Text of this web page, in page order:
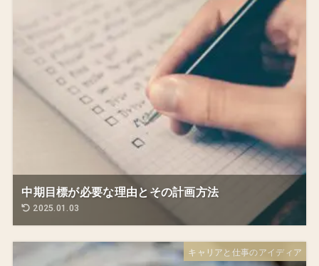
中期目標が必要な理由とその計画方法
2025.01.03
キャリアと仕事のアイディア